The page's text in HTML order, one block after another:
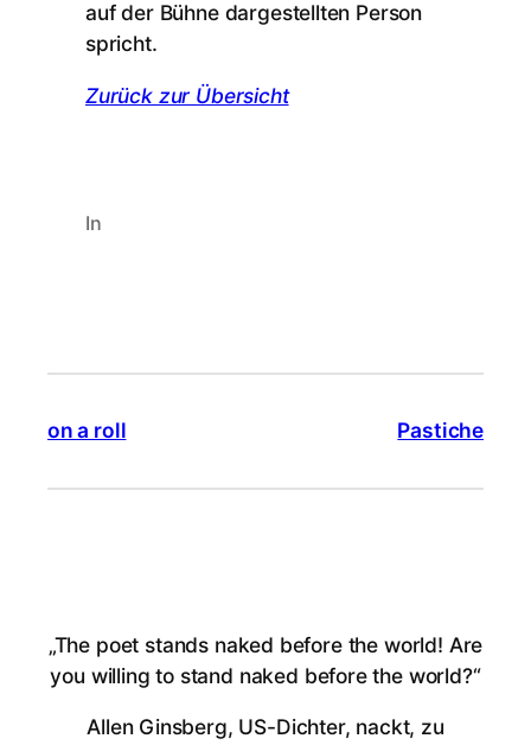
auf der Bühne dargestellten Person
spricht.
Zurück zur Übersicht
In
on a roll Pastiche
„The poet stands naked before the world! Are
you willing to stand naked before the world?“
Allen Ginsberg, US-Dichter, nackt, zu